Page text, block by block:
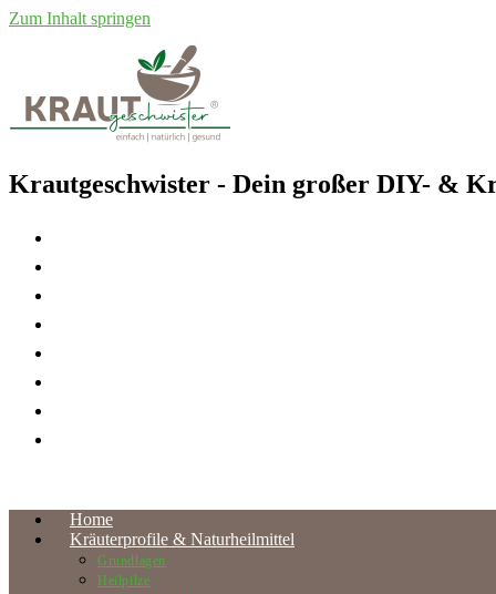
Zum Inhalt springen
Krautgeschwister - Dein großer DIY- &
Home
Kräuterprofile & Naturheilmittel
Grundlagen
Heilpilze